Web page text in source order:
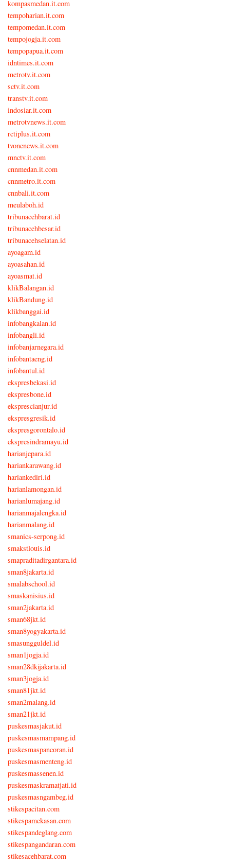
kompasmedan.it.com
tempoharian.it.com
tempomedan.it.com
tempojogja.it.com
tempopapua.it.com
idntimes.it.com
metrotv.it.com
sctv.it.com
transtv.it.com
indosiar.it.com
metrotvnews.it.com
rctiplus.it.com
tvonenews.it.com
mnctv.it.com
cnnmedan.it.com
cnnmetro.it.com
cnnbali.it.com
meulaboh.id
tribunacehbarat.id
tribunacehbesar.id
tribunacehselatan.id
ayoagam.id
ayoasahan.id
ayoasmat.id
klikBalangan.id
klikBandung.id
klikbanggai.id
infobangkalan.id
infobangli.id
infobanjarnegara.id
infobantaeng.id
infobantul.id
ekspresbekasi.id
ekspresbone.id
eksprescianjur.id
ekspresgresik.id
ekspresgorontalo.id
ekspresindramayu.id
harianjepara.id
hariankarawang.id
hariankediri.id
harianlamongan.id
harianlumajang.id
harianmajalengka.id
harianmalang.id
smanics-serpong.id
smakstlouis.id
smapraditadirgantara.id
sman8jakarta.id
smalabschool.id
smaskanisius.id
sman2jakarta.id
sman68jkt.id
sman8yogyakarta.id
smasungguldel.id
sman1jogja.id
sman28dkijakarta.id
sman3jogja.id
sman81jkt.id
sman2malang.id
sman21jkt.id
puskesmasjakut.id
puskesmasmampang.id
puskesmaspancoran.id
puskesmasmenteng.id
puskesmassenen.id
puskesmaskramatjati.id
puskesmasngambeg.id
stikespacitan.com
stikespamekasan.com
stikespandeglang.com
stikespangandaran.com
stikesacehbarat.com